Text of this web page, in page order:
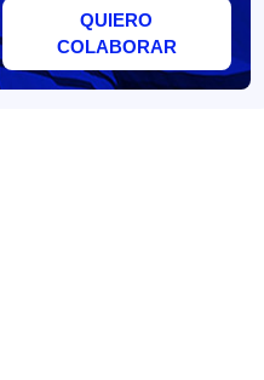
QUIERO
COLABORAR